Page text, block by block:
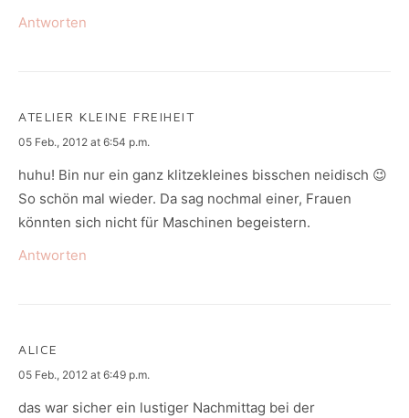
Antworten
ATELIER KLEINE FREIHEIT
says:
05 Feb., 2012 at 6:54 p.m.
huhu! Bin nur ein ganz klitzekleines bisschen neidisch 😉
So schön mal wieder. Da sag nochmal einer, Frauen
könnten sich nicht für Maschinen begeistern.
Antworten
ALICE
says:
05 Feb., 2012 at 6:49 p.m.
das war sicher ein lustiger Nachmittag bei der